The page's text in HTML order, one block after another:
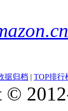
据归档 | TOP排行